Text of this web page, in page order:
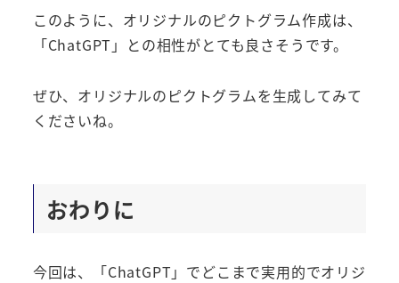
このように、オリジナルのピクトグラム作成は、
「ChatGPT」との相性がとても良さそうです。
ぜひ、オリジナルのピクトグラムを生成してみて
くださいね。
おわりに
今回は、「ChatGPT」でどこまで実用的でオリジ